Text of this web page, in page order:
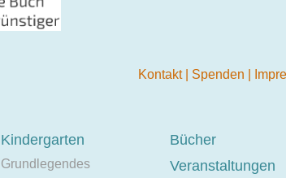
Kontakt Spenden
Kindergarten
Grundlegendes
Bücher
Veranstaltungen